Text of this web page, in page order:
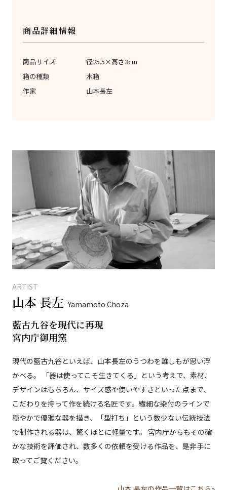
商品詳細情報
商品サイズ
径25.5×高さ3cm
箱の種類
木箱
作家
山本長左
ARTIST
山本 長左 Yamamoto Choza
藍古九谷を現代に再現
宮内庁御用窯
現代の藍古九谷といえば、山本長左のうつわを誰しもが思い浮
かべる。 「器は使ってこそ生きてくる」という考えで、素材、
デザインはもちろん、サイズ感や使いやすさといった点まで、
こだわりを持って作を続ける名匠です。繊細な染付のラインで
穏やかで優雅な器を描き、「型打ち」という数少ない伝統技法
で制作される器は、驚くほとに軽量です。 宮内庁からもその確
かな技術を評価され、数多くの依頼を受ける作品を、是非手に
取ってご覧ください。